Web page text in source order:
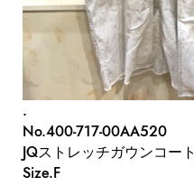
.
No.400-717-00AA520
JQストレッチガウンコート
Size.F